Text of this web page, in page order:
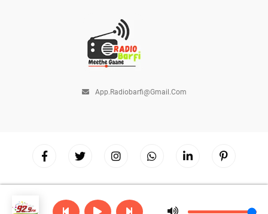
App.radiobarfi@gmail.com
Copyright © 2026Radio Barfi | Powered byHostinger